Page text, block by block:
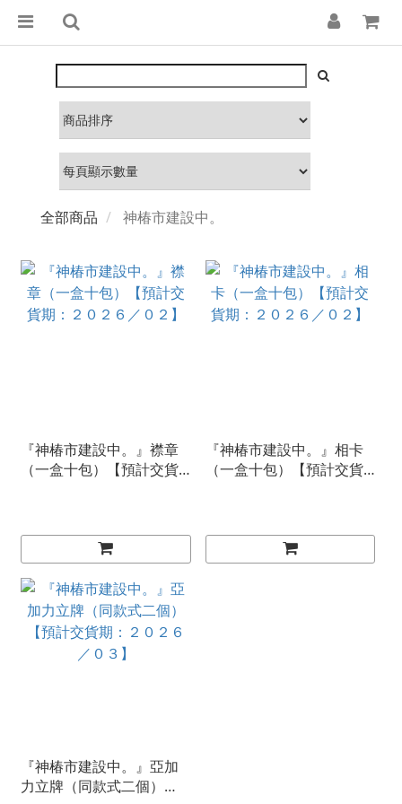
全部商品 神椿市建設中。
『神椿市建設中。』襟章
（一盒十包）【預計交貨
『神椿市建設中。』相卡
（一盒十包）【預計交貨
『神椿市建設中。』亞加
力立牌（同款式二個）